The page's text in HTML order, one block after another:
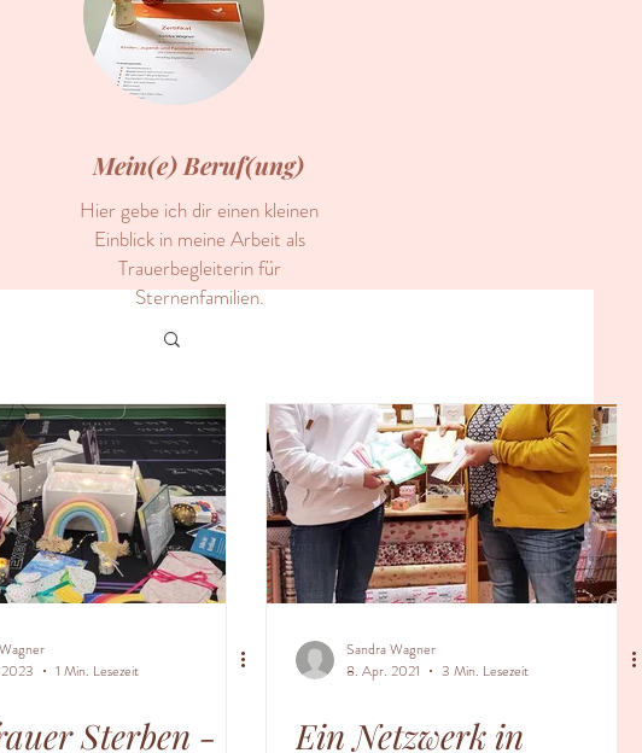
1 Min. Lesezeit
Sterben -
Sandra Wagner
8. Apr. 2021
3 Min. Lesezeit
Ein Netzwerk in
Mein(e) Beruf(ung)
Hier gebe ich dir einen kleinen
Einblick in meine Arbeit als
Trauerbegleiterin für
Sternenfamilien.